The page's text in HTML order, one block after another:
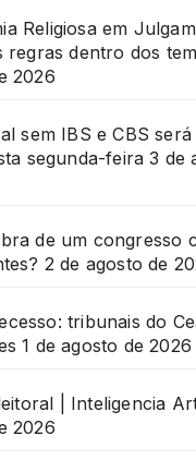
Religiosa em
regras dentro dos
2026
sem IBS e CBS
segunda-feira 3 de
de um congresso
2 de agosto de
tribunais do
1 de agosto de 2026
| Inteligencia
2026